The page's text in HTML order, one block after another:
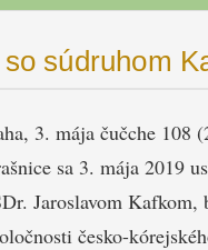
súdruhom
3. mája čučche 108
sa 3. mája 2019
Jaroslavom Kafkom,
česko-